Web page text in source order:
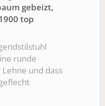
gebeizt,
top
runde
und dass